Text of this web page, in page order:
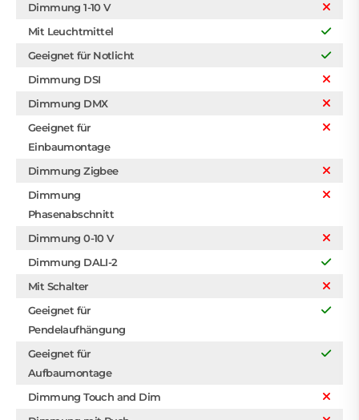
Dimmung 1-10 V
Mit Leuchtmittel
Geeignet für Notlicht
Dimmung DSI
Dimmung DMX
Geeignet für
Einbaumontage
Dimmung Zigbee
Dimmung
Phasenabschnitt
Dimmung 0-10 V
Dimmung DALI-2
Mit Schalter
Geeignet für
Pendelaufhängung
Geeignet für
Aufbaumontage
Dimmung Touch and Dim